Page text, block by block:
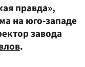
правда»,
на юго-западе
завода
.